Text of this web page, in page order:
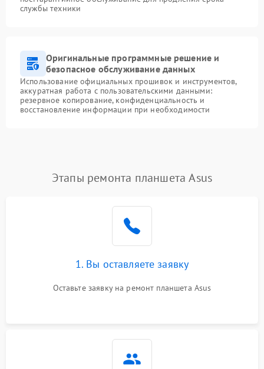
службы техники
Оригинальные программные решение и
безопасное обслуживание данных
Использование официальных прошивок и инструментов,
аккуратная работа с пользовательскими данными:
резервное копирование, конфиденциальность и
восстановление информации при необходимости
Этапы ремонта планшета Asus
1. Вы оставляете заявку
Оставьте заявку на ремонт планшета Asus